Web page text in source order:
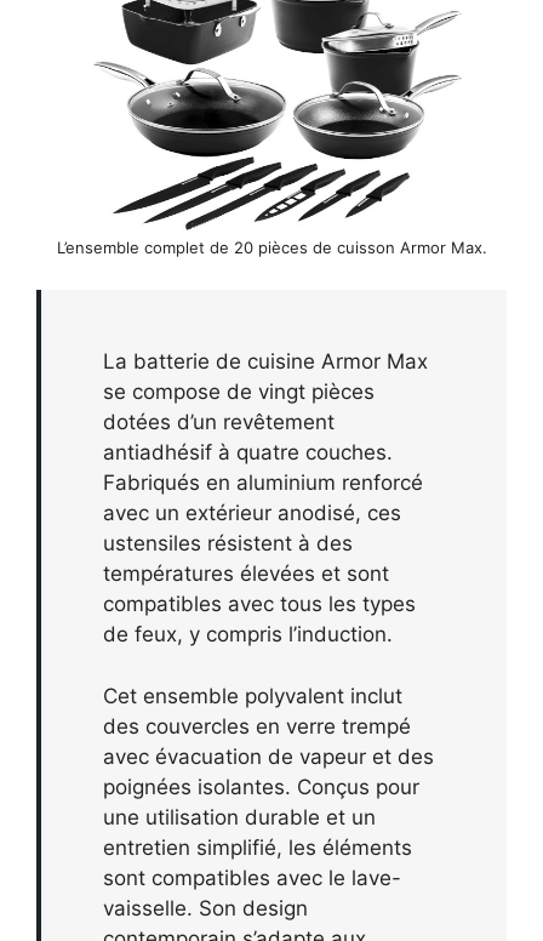
L’ensemble complet de 20 pièces de cuisson Armor Max.
La batterie de cuisine Armor Max
se compose de vingt pièces
dotées d’un revêtement
antiadhésif à quatre couches.
Fabriqués en aluminium renforcé
avec un extérieur anodisé, ces
ustensiles résistent à des
températures élevées et sont
compatibles avec tous les types
de feux, y compris l’induction.
Cet ensemble polyvalent inclut
des couvercles en verre trempé
avec évacuation de vapeur et des
poignées isolantes. Conçus pour
une utilisation durable et un
entretien simplifié, les éléments
sont compatibles avec le lave-
vaisselle. Son design